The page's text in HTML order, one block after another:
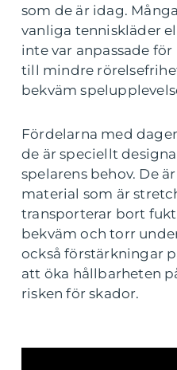
som de är idag.
vanliga tenniskläder
inte var anpassade
till mindre
bekväm
Fördelarna med
de är speciellt
spelarens behov. De
material som är
transporterar bort
bekväm och torr
också förstärkningar
att öka hållbarheten
risken för skador.